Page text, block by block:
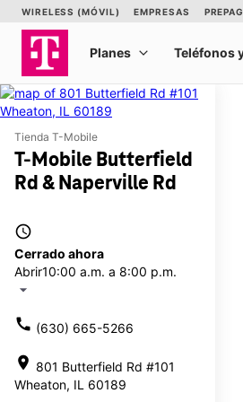
Tienda T-Mobile
T-Mobile Butterfield
Rd & Naperville Rd
access_time
Cerrado ahora
Abrir10:00 a.m. a 8:00 p.m.
arrow_drop_down
call (630) 665-5266
location_on 801 Butterfield Rd #101
Wheaton, IL 60189